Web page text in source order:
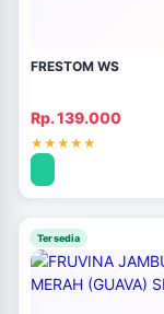
FRESTOM WS
Rp. 139.000
Tersedia